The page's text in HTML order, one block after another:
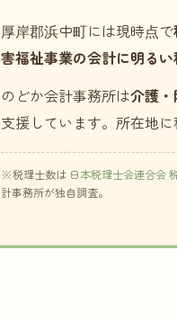
厚岸郡浜中町には現時点で
害福祉事業の会計に明る
のどか会計事務所は介護
支援しています。所在地
※税理士数は 日本税理士会連合会
計事務所が独自調査。